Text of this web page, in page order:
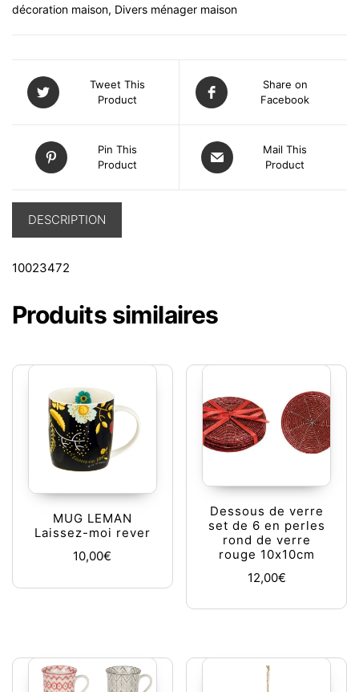
décoration maison, Divers ménager maison
Tweet This
Product
Share on
Facebook
Pin This
Product
Mail This
Product
DESCRIPTION
10023472
Produits similaires
MUG LEMAN
Laissez-moi rever
10,00€
Dessous de verre
set de 6 en perles
rond de verre
rouge 10x10cm
12,00€